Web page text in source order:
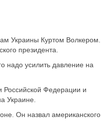
Украины Куртом Волкером.
президента.
надо усилить давление на
Российской Федерации и
Украине.
Он назвал американского